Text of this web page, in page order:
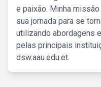
e paixão. Minha
sua jornada para se
utilizando abordagens
pelas principais
dsw.aau.edu.et.